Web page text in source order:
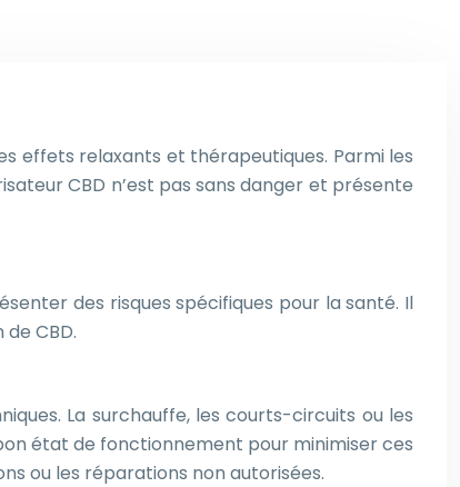
effets relaxants et thérapeutiques. Parmi les
CBD n’est pas sans danger et présente
des risques spécifiques pour la santé. Il
CBD.
La surchauffe, les courts-circuits ou les
état de fonctionnement pour minimiser ces
ou les réparations non autorisées.